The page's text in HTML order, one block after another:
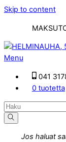
Skip to content
Menu
041
0 tuotetta
Jos haluat